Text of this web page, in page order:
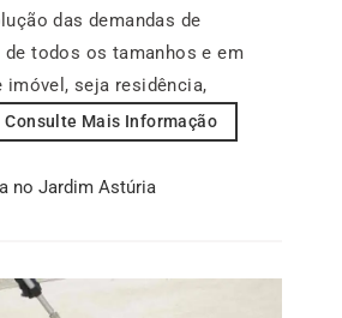
das demandas de
todos os tamanhos e em
imóvel, seja residência,
Consulte Mais Informação
no Jardim Astúria